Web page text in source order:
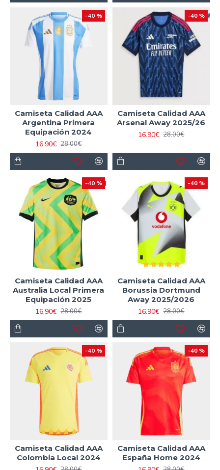
-40 %
Camiseta Calidad AAA
Argentina Primera
Equipación 2024
16.90€ 28.00€
-40 %
Camiseta Calidad AAA
Arsenal Away 2025/26
16.90€ 28.00€
-40 %
Camiseta Calidad AAA
Australia Local Primera
Equipación 2025
16.90€ 28.00€
-40 %
Camiseta Calidad AAA
Borussia Dortmund
Away 2025/2026
16.90€ 28.00€
-40 %
Camiseta Calidad AAA
Colombia Local 2024
-40 %
Camiseta Calidad AAA
España Home 2024